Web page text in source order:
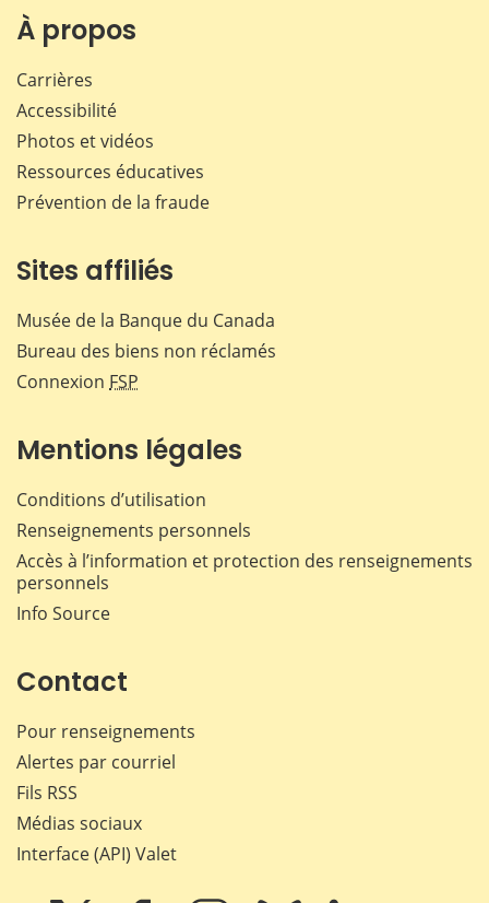
À propos
Carrières
Accessibilité
Photos et vidéos
Ressources éducatives
Prévention de la fraude
Sites affiliés
Musée de la Banque du Canada
Bureau des biens non réclamés
Connexion FSP
Mentions légales
Conditions d’utilisation
Renseignements personnels
Accès à l’information et protection des renseignements
personnels
Info Source
Contact
Pour renseignements
Alertes par courriel
Fils RSS
Médias sociaux
Interface (API) Valet